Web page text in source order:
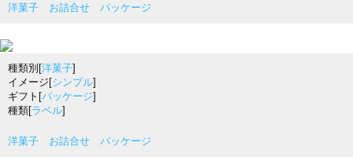
洋菓子 お詰合せ パッケージ
種類別[洋菓子]
イメージ[シンプル]
ギフト[パッケージ]
種類[ラベル]
洋菓子 お詰合せ パッケージ